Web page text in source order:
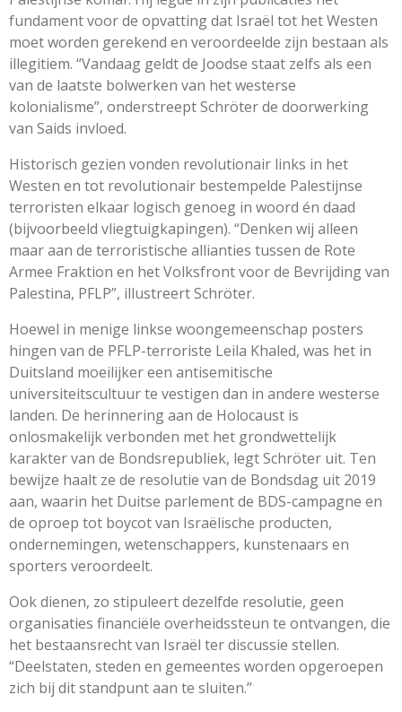
fundament voor de opvatting dat Israël tot het Westen
moet worden gerekend en veroordeelde zijn bestaan als
illegitiem. “Vandaag geldt de Joodse staat zelfs als een
van de laatste bolwerken van het westerse
kolonialisme”, onderstreept Schröter de doorwerking
van Saids invloed.
Historisch gezien vonden revolutionair links in het
Westen en tot revolutionair bestempelde Palestijnse
terroristen elkaar logisch genoeg in woord én daad
(bijvoorbeeld vliegtuigkapingen). “Denken wij alleen
maar aan de terroristische allianties tussen de Rote
Armee Fraktion en het Volksfront voor de Bevrijding van
Palestina, PFLP”, illustreert Schröter.
Hoewel in menige linkse woongemeenschap posters
hingen van de PFLP-terroriste Leila Khaled, was het in
Duitsland moeilijker een antisemitische
universiteitscultuur te vestigen dan in andere westerse
landen. De herinnering aan de Holocaust is
onlosmakelijk verbonden met het grondwettelijk
karakter van de Bondsrepubliek, legt Schröter uit. Ten
bewijze haalt ze de resolutie van de Bondsdag uit 2019
aan, waarin het Duitse parlement de BDS-campagne en
de oproep tot boycot van Israëlische producten,
ondernemingen, wetenschappers, kunstenaars en
sporters veroordeelt.
Ook dienen, zo stipuleert dezelfde resolutie, geen
organisaties financiële overheidssteun te ontvangen, die
het bestaansrecht van Israël ter discussie stellen.
“Deelstaten, steden en gemeentes worden opgeroepen
zich bij dit standpunt aan te sluiten.”